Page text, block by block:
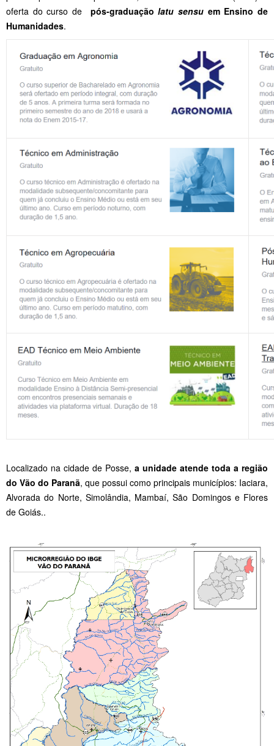
oferta do curso de pós-graduaçãolatu sensuem Ensino de
Humanidades.
Localizado na cidade de Posse, a unidade atende toda a região
do Vão do Paranã, que possui como principais municípios: Iaciara,
Alvorada do Norte, Simolândia, Mambaí, São Domingos e Flores
de Goiás..